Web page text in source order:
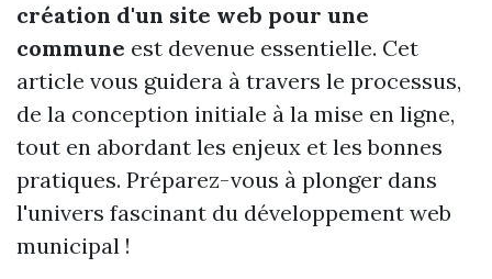
création d'un site web pour une
commune est devenue essentielle. Cet
article vous guidera à travers le processus,
de la conception initiale à la mise en ligne,
tout en abordant les enjeux et les bonnes
pratiques. Préparez-vous à plonger dans
l'univers fascinant du développement web
municipal !